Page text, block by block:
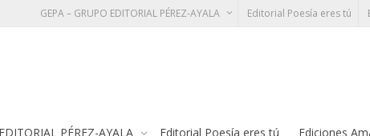
GEPA – GRUPO EDITORIAL PÉREZ-AYALA Editorial Poesía eres tú
PÉREZ-AYALA Editorial Poesía eres tú Ediciones